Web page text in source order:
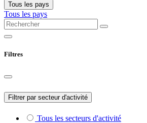
Tous les pays
Tous les pays
Filtres
Filtrer par secteur d'activité
Tous les secteurs d'activité